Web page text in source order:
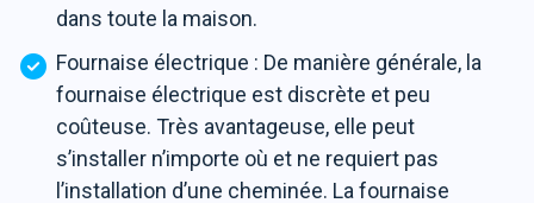
dans toute la maison.
Fournaise électrique : De manière générale, la
fournaise électrique est discrète et peu
coûteuse. Très avantageuse, elle peut
s’installer n’importe où et ne requiert pas
l’installation d’une cheminée. La fournaise